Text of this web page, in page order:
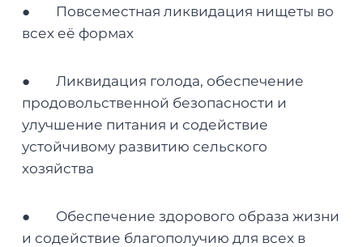
● Повсеместная ликвидация нищеты во
всех её формах
● Ликвидация голода, обеспечение
продовольственной безопасности и
улучшение питания и содействие
устойчивому развитию сельского
хозяйства
● Обеспечение здорового образа жизни
и содействие благополучию для всех в